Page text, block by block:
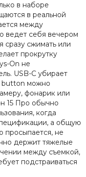
в наборе
в реальной
между
ведет себя вечером
сразу сжимать или
прокрутку
On не
USB-C убирает
button можно
фонарик или
15 Про обычно
когда
а общую
просыпается, не
держит тяжелые
между съемкой,
подстраиваться